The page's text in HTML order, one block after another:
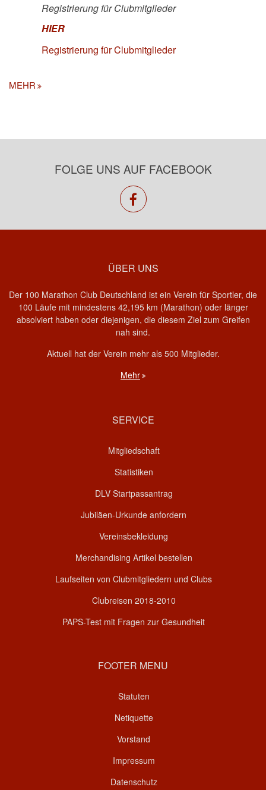
Registrierung für Clubmitglieder
HIER
Registrierung für Clubmitglieder
MEHR
FOLGE UNS AUF FACEBOOK
facebook
ÜBER UNS
Der 100 Marathon Club Deutschland ist ein Verein für Sportler, die
100 Läufe mit mindestens 42,195 km (Marathon) oder länger
absolviert haben oder diejenigen, die diesem Ziel zum Greifen
nah sind.
Aktuell hat der Verein mehr als 500 Mitglieder.
Mehr
SERVICE
Mitgliedschaft
Statistiken
DLV Startpassantrag
Jubiläen-Urkunde anfordern
Vereinsbekleidung
Merchandising Artikel bestellen
Laufseiten von Clubmitgliedern und Clubs
Clubreisen 2018-2010
PAPS-Test mit Fragen zur Gesundheit
FOOTER MENU
Statuten
Netiquette
Vorstand
Impressum
Datenschutz